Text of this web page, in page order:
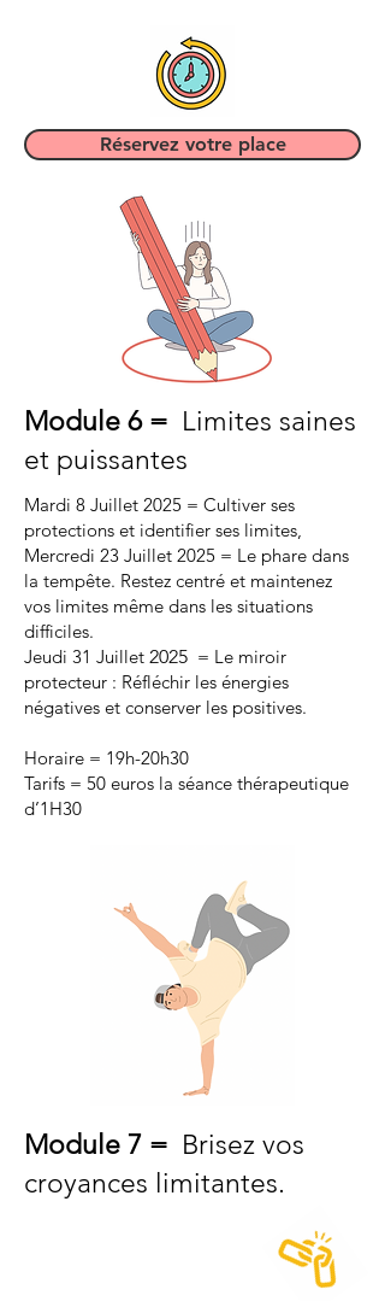
Réservez votre place
Module 6 = Limites saines
et puissantes
Mardi 8 Juillet 2025 = Cultiver ses
protections et identifier ses limites,
Mercredi 23 Juillet 2025 = Le phare dans
la tempête. Restez centré et maintenez
vos limites même dans les situations
difficiles.
Jeudi 31 Juillet 2025 = Le miroir
protecteur : Réfléchir les énergies
négatives et conserver les positives.
Horaire = 19h-20h30
Tarifs = 50 euros la séance thérapeutique
d’1H30
Module 7 = Brisez vos
croyances limitantes.